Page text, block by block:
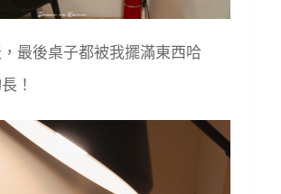
最後桌子都被我擺滿東西哈
！